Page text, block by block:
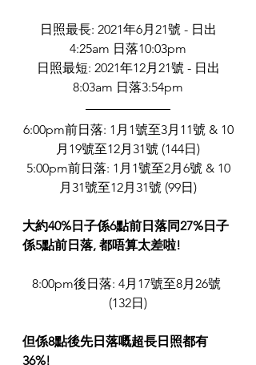
日照最長: 2021年6月21號 - 日出
4:25am 日落10:03pm
日照最短: 2021年12月21號 - 日出
8:03am 日落3:54pm
6:00pm前日落: 1月1號至3月11號 & 10
月19號至12月31號 (144日)
5:00pm前日落: 1月1號至2月6號 & 10
月31號至12月31號 (99日)
大約40%日子係6點前日落同27% 日子
係5點前日落, 都唔算太差啦!
8:00pm後日落: 4月17號至8月26號
(132日)
但係8點後先日落嘅超長日照都有
36%!